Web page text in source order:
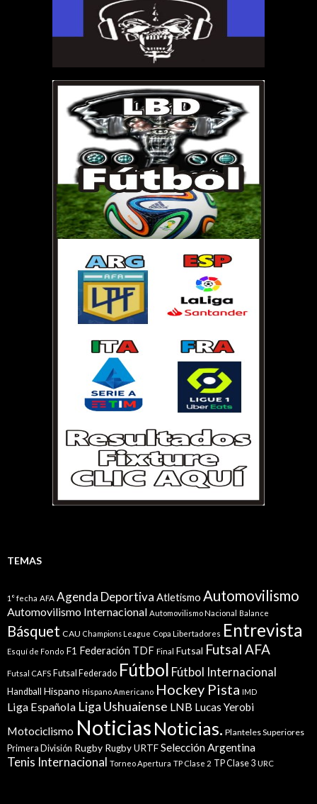
TEMAS
1° fecha AFA Agenda Deportiva Atletismo Automovilismo
Automovilismo Internacional Automovilismo Nacional Balance
Básquet CAU Champions League Copa Libertadores Entrevista
Esquí de Fondo F1 Federación TDF Final Futsal Futsal AFA
Futsal CAFS Futsal Federado Fútbol Fútbol Internacional
Handball Hispano Hispano Americano Hockey Pista IMD
Liga Española Liga Ushuaiense LNB Lucas Yerobi
Motociclismo Noticias Noticias. Planteles Superiores
Primera División Rugby Rugby URTFSelección Argentina
Tenis Internacional Torneo Apertura TP Clase 2 TP Clase 3 URC